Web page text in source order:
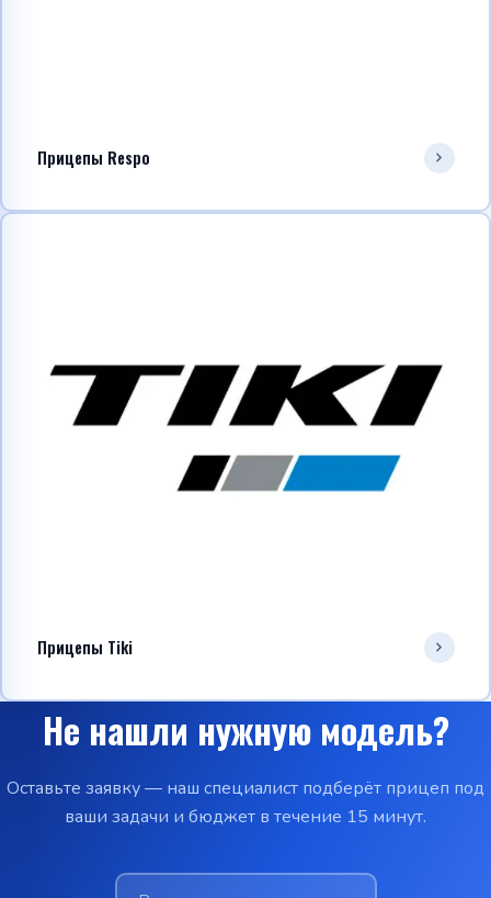
Прицепы Respo
Прицепы Tiki
Не нашли нужную модель?
Оставьте заявку — наш специалист подберёт прицеп под
ваши задачи и бюджет в течение 15 минут.